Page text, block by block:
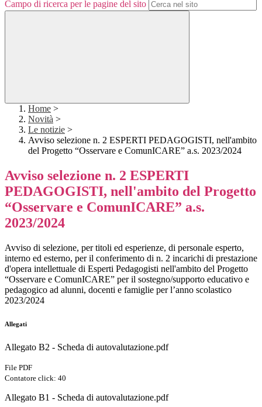
Campo di ricerca per le pagine del sito
Home >
Novità >
Le notizie >
Avviso selezione n. 2 ESPERTI PEDAGOGISTI, nell'ambito
del Progetto “Osservare e ComunICARE” a.s. 2023/2024
Avviso selezione n. 2 ESPERTI
PEDAGOGISTI, nell'ambito del Progetto
“Osservare e ComunICARE” a.s.
2023/2024
Avviso di selezione, per titoli ed esperienze, di personale esperto,
interno ed esterno, per il conferimento di n. 2 incarichi di prestazione
d'opera intellettuale di Esperti Pedagogisti nell'ambito del Progetto
“Osservare e ComunICARE” per il sostegno/supporto educativo e
pedagogico ad alunni, docenti e famiglie per l’anno scolastico
2023/2024
Allegati
Allegato B2 - Scheda di autovalutazione.pdf
File PDF
Contatore click: 40
Allegato B1 - Scheda di autovalutazione.pdf